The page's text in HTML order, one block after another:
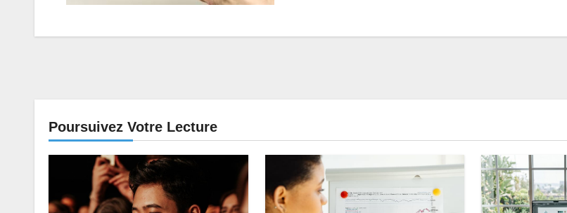
Poursuivez Votre Lecture